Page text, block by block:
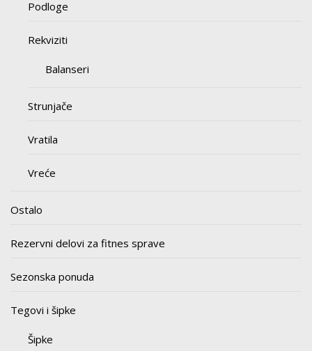
Podloge
Rekviziti
Balanseri
Strunjače
Vratila
Vreće
Ostalo
Rezervni delovi za fitnes sprave
Sezonska ponuda
Tegovi i šipke
Šipke